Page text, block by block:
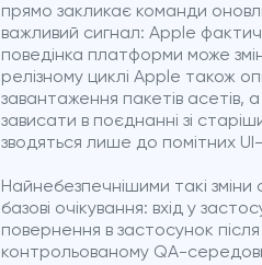
прямо закликає команди
важливий сигнал: Apple
поведінка платформи може
релізному циклі Apple також
завантаження пакетів
зависати в поєднанні зі
зводяться лише до помітних UI-
Найнебезпечнішими такі зміни
базові очікування: вхід у
повернення в застосунок
контрольованому QA-